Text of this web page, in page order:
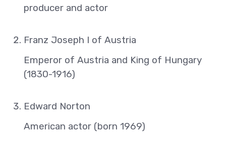
producer and actor
Franz Joseph I of Austria
Emperor of Austria and King of Hungary
(1830-1916)
Edward Norton
American actor (born 1969)